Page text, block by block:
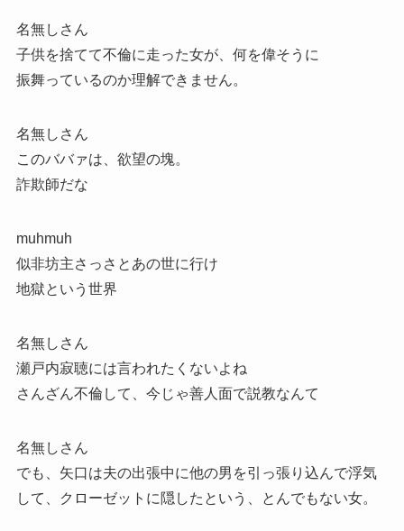
名無しさん
子供を捨てて不倫に走った女が、何を偉そうに
振舞っているのか理解できません。
名無しさん
このババァは、欲望の塊。
詐欺師だな
muhmuh
似非坊主さっさとあの世に行け
地獄という世界
名無しさん
瀬戸内寂聴には言われたくないよね
さんざん不倫して、今じゃ善人面で説教なんて
名無しさん
でも、矢口は夫の出張中に他の男を引っ張り込んで浮気
して、クローゼットに隠したという、とんでもない女。